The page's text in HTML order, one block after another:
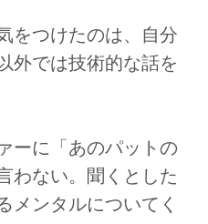
をつけたのは、自分
外では技術的な話を
ーに「あのパットの
わない。聞くとした
メンタルについてく